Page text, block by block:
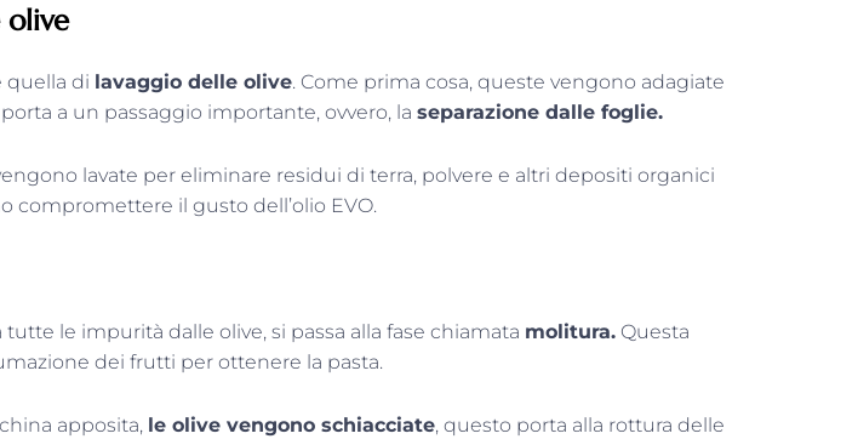
olive
quella di lavaggio delle olive. Come prima cosa, queste vengono adagiate
a un passaggio importante, ovvero, laseparazione dalle foglie.
lavate per eliminare residui di terra, polvere e altri depositi organici
compromettere il gusto dell’olio EVO.
tutte le impurità dalle olive, si passa alla fase chiamata molitura. Questa
dei frutti per ottenere la pasta.
apposita, le olive vengono schiacciate, questo porta alla rottura delle